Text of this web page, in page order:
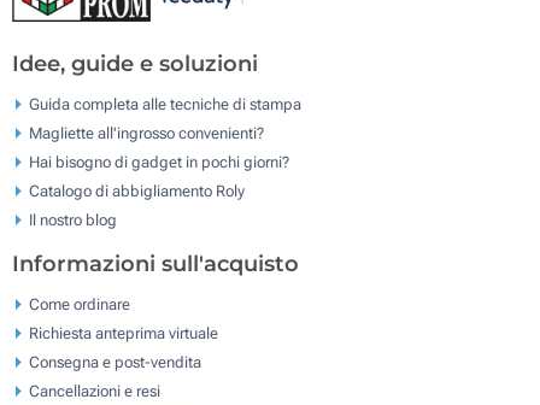
Idee, guide e soluzioni
Guida completa alle tecniche di stampa
Magliette all'ingrosso convenienti?
Hai bisogno di gadget in pochi giorni?
Catalogo di abbigliamento Roly
Il nostro blog
Informazioni sull'acquisto
Come ordinare
Richiesta anteprima virtuale
Consegna e post-vendita
Cancellazioni e resi